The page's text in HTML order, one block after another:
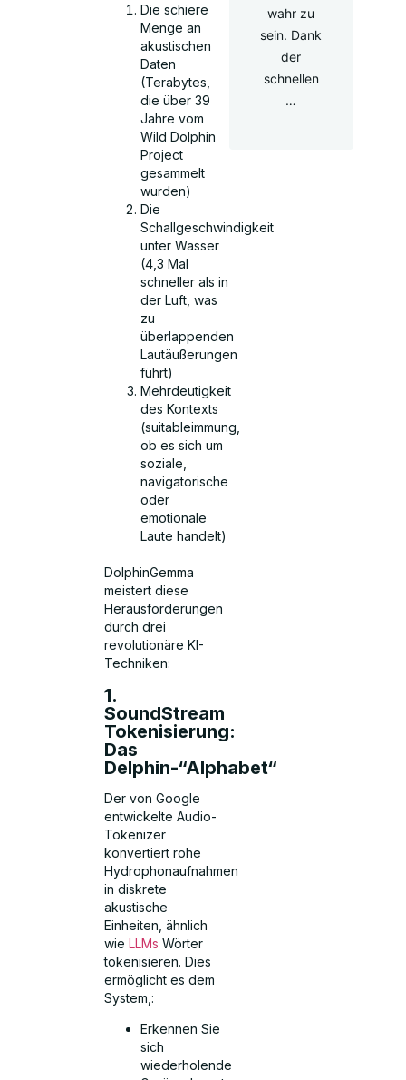
Die schiere
Menge an
akustischen
Daten
(Terabytes,
die über 39
Jahre vom
Wild Dolphin
Project
gesammelt
wurden)
Die
Schallgeschwindigkeit
unter Wasser
(4,3 Mal
schneller als in
der Luft, was
zu
überlappenden
Lautäußerungen
führt)
Mehrdeutigkeit
des Kontexts
(suitableimmung,
ob es sich um
soziale,
navigatorische
oder
emotionale
Laute handelt)
DolphinGemma
meistert diese
Herausforderungen
durch drei
revolutionäre KI-
Techniken:
1.
SoundStream
Tokenisierung:
Das
Delphin-“Alphabet“
Der von Google
entwickelte Audio-
Tokenizer
konvertiert rohe
Hydrophonaufnahmen
in diskrete
akustische
Einheiten, ähnlich
wieLLMs Wörter
tokenisieren. Dies
ermöglicht es dem
System,:
Erkennen Sie
sich
wiederholende
wahr zu
sein. Dank
der
schnellen
…